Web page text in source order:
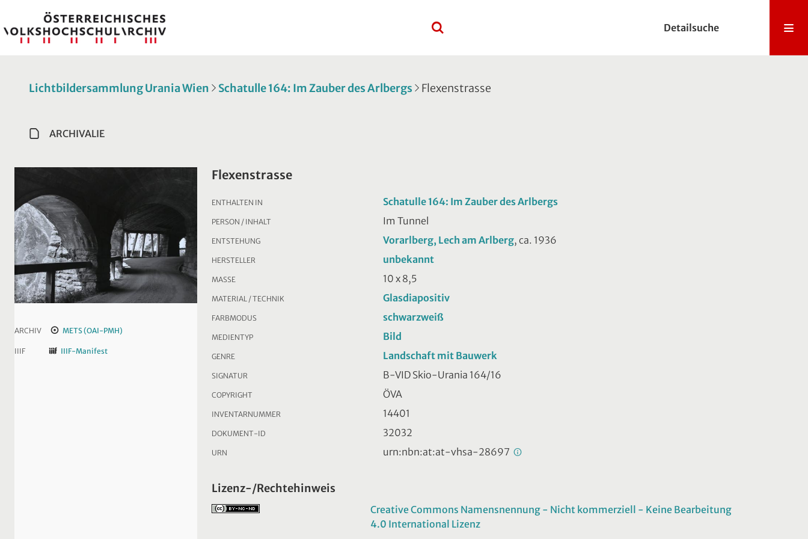
Detailsuche
Lichtbildersammlung Urania Wien Schatulle 164: Im Zauber des Arlbergs Flexenstrasse
ARCHIVALIE
ARCHIV METS (OAI-PMH)
IIIF IIIF-Manifest
Flexenstrasse
ENTHALTEN IN Schatulle 164: Im Zauber des Arlbergs
PERSON / INHALT Im Tunnel
ENTSTEHUNG Vorarlberg, Lech am Arlberg, ca. 1936
HERSTELLER unbekannt
MASSE 10 x 8,5
MATERIAL / TECHNIK Glasdiapositiv
FARBMODUS schwarzweiß
MEDIENTYP Bild
GENRE Landschaft mit Bauwerk
SIGNATUR B-VID Skio-Urania 164/16
COPYRIGHT ÖVA
INVENTARNUMMER 14401
DOKUMENT-ID 32032
URN urn:nbn:at:at-vhsa-28697
Lizenz-/Rechtehinweis
Creative Commons Namensnennung - Nicht kommerziell - Keine Bearbeitung
4.0 International Lizenz